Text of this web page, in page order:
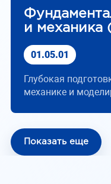
и механика
01.05.01
Глубокая
механике и
Показать еще